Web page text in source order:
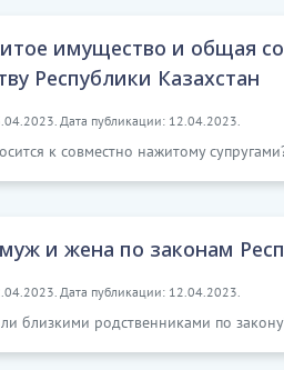
имущество и общая
Республики Казахстан
Дата публикации: 12.04.2023.
к совместно нажитому
и жена по законам
Дата публикации: 12.04.2023.
близкими родственниками по